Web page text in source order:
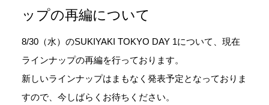
ップの再編について
8/30（水）のSUKIYAKI TOKYO DAY 1について、現在
ラインナップの再編を行っております。
新しいラインナップはまもなく発表予定となっておりま
すので、今しばらくお待ちください。